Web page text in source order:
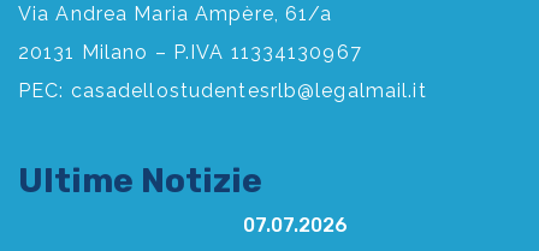
Via Andrea Maria Ampère, 61/a
20131 Milano – P.IVA 11334130967
PEC: casadellostudentesrlb@legalmail.it
Ultime Notizie
07.07.2026